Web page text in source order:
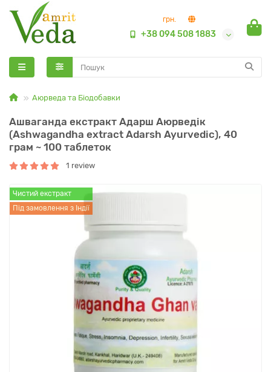
грн.
+38 094 508 1883
Аюрведа та Біодобавки
Ашваганда екстракт Адарш Аюрведік
(Ashwagandha extract Adarsh Ayurvedic), 40
грам ~ 100 таблеток
1 review
Чистий екстракт
Під замовлення з Індії